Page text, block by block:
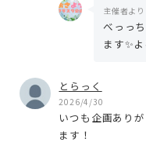
主催者より
べっっ
ます✨
とらっく
2026/4/30
いつも企画あり
ます！